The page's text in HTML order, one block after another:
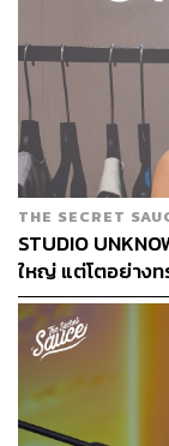
เหมือนที่ท่านติช
“Feelings come
Conscious
อารมณ์เปรียบเห
รับรู้โดยไม่ยึดติด
นิ่งขึ้นครับ
เปลี่ยน
ค้นหา
Dr. Julie Smith
Before? กล่าวว่
ปัจจัย ทั้งทางร่าง
THE SECRET
STUDIO
ใหญ่ แต่โตอย่าง